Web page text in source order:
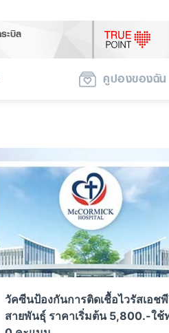
ะบิล
คูปองของฉัน
วัคซีนป้องกันการติดเชื้อไวรัสเอช
สายพันธุ์ ราคาเริ่มต้น 5,800.-ใช้